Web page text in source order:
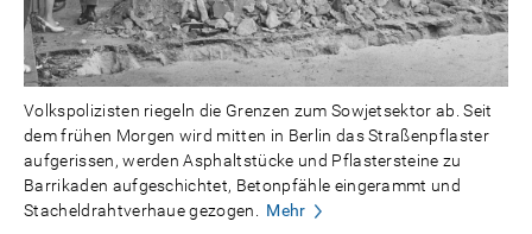
Volkspolizisten riegeln die Grenzen zum Sowjetsektor ab. Seit
dem frühen Morgen wird mitten in Berlin das Straßenpflaster
aufgerissen, werden Asphaltstücke und Pflastersteine zu
Barrikaden aufgeschichtet, Betonpfähle eingerammt und
Stacheldrahtverhaue gezogen.
Mehr